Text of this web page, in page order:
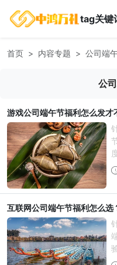
tag关键
首页 内容专题 公司端
公
游戏公司端午节福利怎么发才
互联网公司端午节福利怎么选